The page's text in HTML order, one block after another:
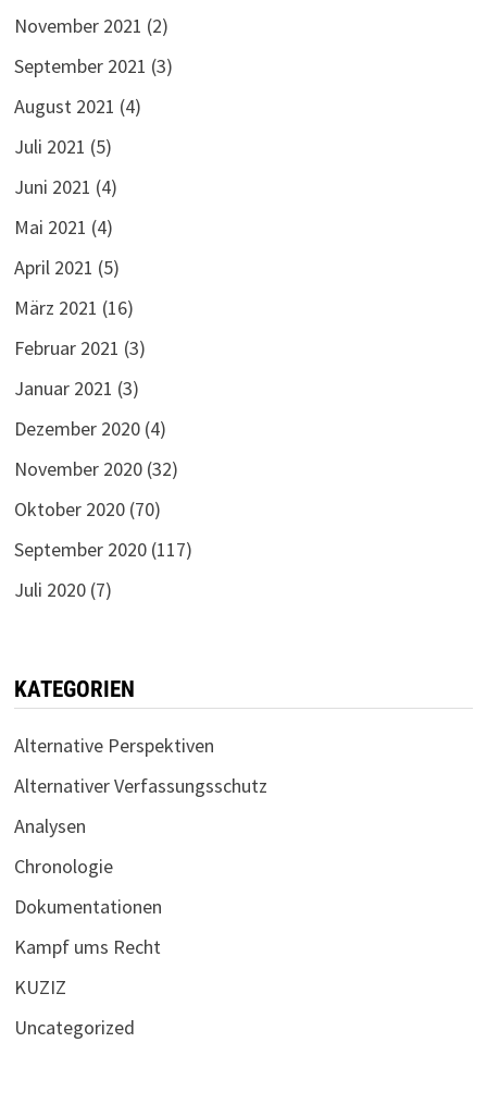
November 2021 (2)
September 2021 (3)
August 2021 (4)
Juli 2021 (5)
Juni 2021 (4)
Mai 2021 (4)
April 2021 (5)
März 2021 (16)
Februar 2021 (3)
Januar 2021 (3)
Dezember 2020(4)
November 2020(32)
Oktober 2020(70)
September 2020(117)
Juli 2020(7)
KATEGORIEN
Alternative Perspektiven
Alternativer Verfassungsschutz
Analysen
Chronologie
Dokumentationen
Kampf ums Recht
KUZIZ
Uncategorized